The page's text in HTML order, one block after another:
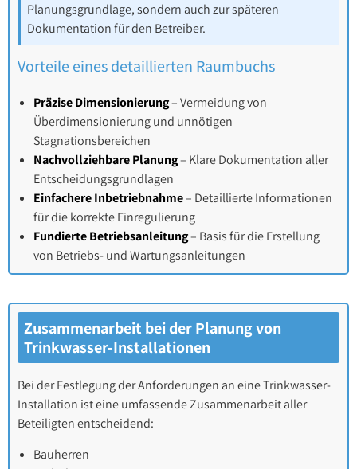
Planungsgrundlage, sondern auch zur späteren
Dokumentation für den Betreiber.
Vorteile eines detaillierten Raumbuchs
Präzise Dimensionierung– Vermeidung von
Überdimensionierung und unnötigen
Stagnationsbereichen
Nachvollziehbare Planung– Klare Dokumentation aller
Entscheidungsgrundlagen
Einfachere Inbetriebnahme– Detaillierte Informationen
für die korrekte Einregulierung
Fundierte Betriebsanleitung– Basis für die Erstellung
von Betriebs- und Wartungsanleitungen
Zusammenarbeit bei der Planung von
Trinkwasser-Installationen
Bei der Festlegung der Anforderungen an eine Trinkwasser-
Installation ist eine umfassende Zusammenarbeit aller
Beteiligten entscheidend:
Bauherren